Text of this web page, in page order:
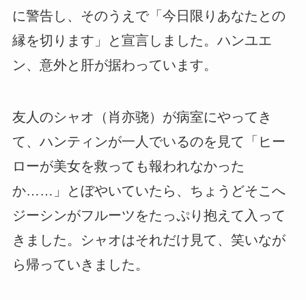
に警告し、そのうえで「今日限りあなたとの
縁を切ります」と宣言しました。ハンユエ
ン、意外と肝が据わっています。
友人のシャオ（肖亦骁）が病室にやってき
て、ハンティンが一人でいるのを見て「ヒー
ローが美女を救っても報われなかった
か……」とぼやいていたら、ちょうどそこへ
ジーシンがフルーツをたっぷり抱えて入って
きました。シャオはそれだけ見て、笑いなが
ら帰っていきました。